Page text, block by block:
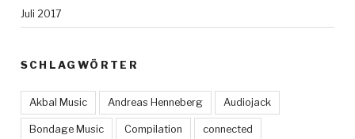
Juli 2017
SCHLAGWÖRTER
Akbal Music Andreas Henneberg Audiojack
Bondage Music Compilation connected